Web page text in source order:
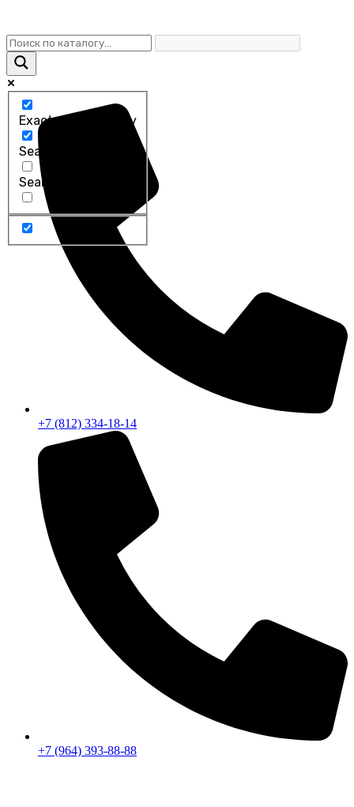
Exact matches only
Search in title
Search in content
+7 (812) 334-18-14
+7 (964) 393-88-88